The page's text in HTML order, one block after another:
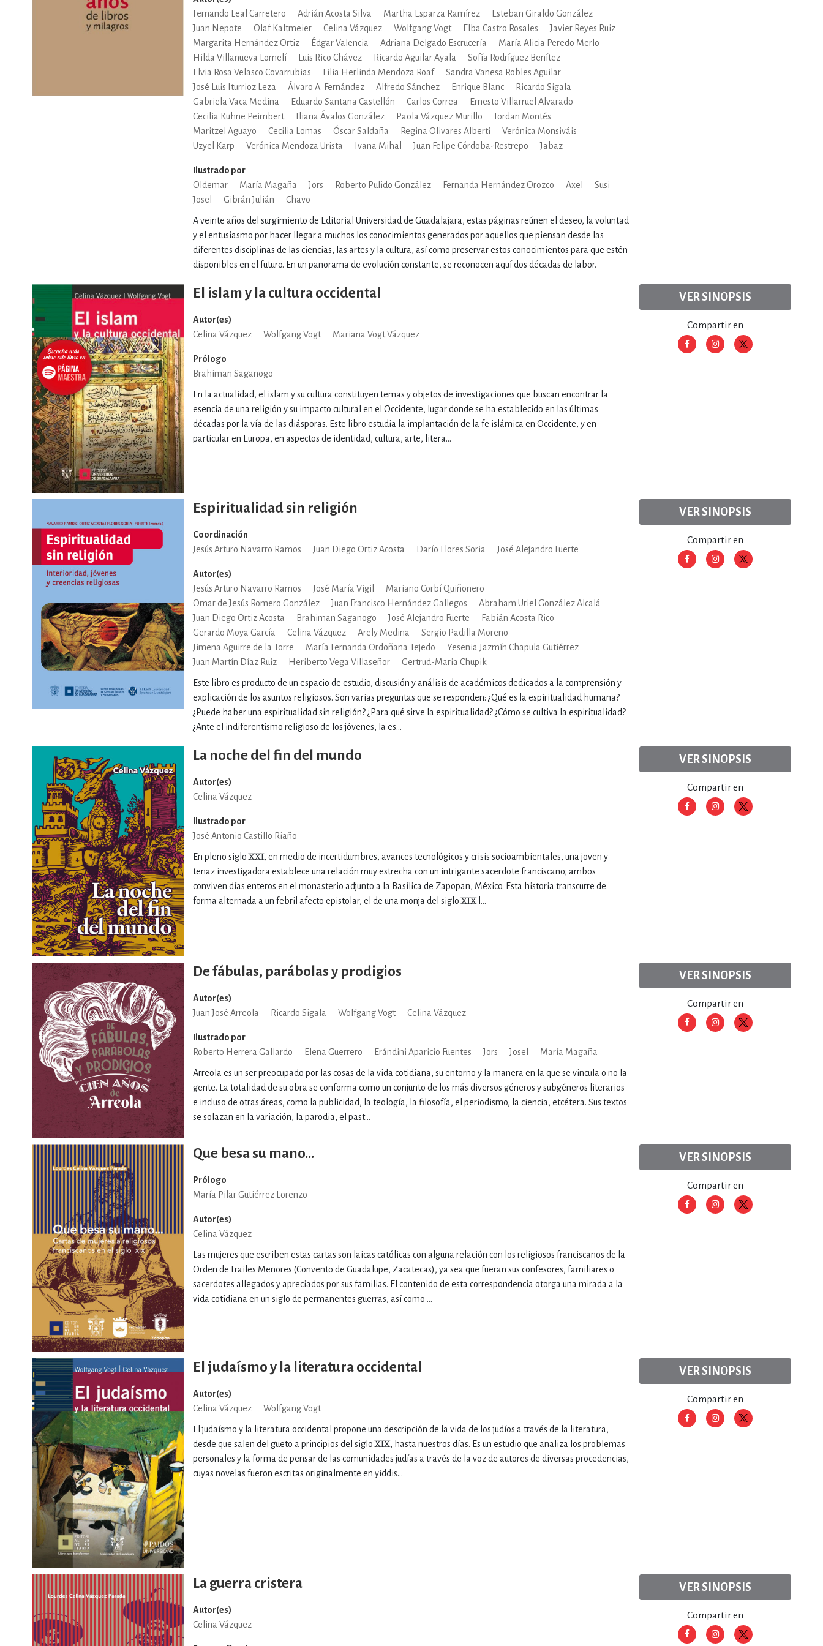
MATEMÁTICAS Y CIENCIAS MEDICINA, ENFERMERÍA, VETERINARIA
NOVELA GRÁFICA, LIBROS DE CÓMICS, DIBUJOS ANIMADOS
SALUD, RELACIONES Y DESARROLLO PERSONAL
TECNOLOGÍA, INGENIERÍA, AGRICULTURA
Fernando Leal Carretero
Adrián Acosta Silva Martha Esparza Ramírez
Esteban Giraldo González
Juan Nepote
Olaf Kaltmeier Celina Vázquez Wolfgang Vogt Elba Castro Rosales
Javier Reyes Ruiz
Margarita Hernández Ortiz
Édgar Valencia Adriana Delgado Escrucería
María Alicia Peredo Merlo
Hilda Villanueva Lomelí
Luis Rico Chávez Ricardo Aguilar Ayala
Sofía Rodríguez Benítez
Elvia Rosa Velasco Covarrubias
Lilia Herlinda Mendoza Roaf
Sandra Vanesa Robles Aguilar
José Luis Iturrioz Leza
Álvaro A. Fernández Alfredo Sánchez Enrique Blanc
Ricardo Sigala
Gabriela Vaca Medina
Eduardo Santana Castellón Carlos Correa
Ernesto Villarruel Alvarado
Cecilia Kühne Peimbert
Iliana Ávalos González Paola Vázquez Murillo
Iordan Montés
Maritzel Aguayo
Cecilia Lomas Óscar Saldaña Regina Olivares Alberti
Verónica Monsiváis
Uzyel Karp
Verónica Mendoza Urista Ivana Mihal Juan Felipe Córdoba-Restrepo Jabaz
Ilustrado por
Oldemar
María Magaña Jors Roberto Pulido González Fernanda Hernández Orozco Axel
Susi
Josel
Gibrán Julián Chavo
A veinte años del surgimiento de Editorial Universidad de Guadalajara, estas páginas reúnen el deseo, la voluntad
y el entusiasmo por hacer llegar a muchos los conocimientos generados por aquellos que piensan desde las
diferentes disciplinas de las ciencias, las artes y la cultura, así como preservar estos conocimientos para que estén
disponibles en el futuro. En un panorama de evolución constante, se reconocen aquí dos décadas de labor.
El islam y la cultura occidental
Autor(es)
Celina Vázquez
Wolfgang Vogt Mariana Vogt Vázquez
Prólogo
Brahiman Saganogo
En la actualidad, el islam y su cultura constituyen temas y objetos de investigaciones que buscan encontrar la
esencia de una religión y su impacto cultural en el Occidente, lugar donde se ha establecido en las últimas
décadas por la vía de las diásporas. Este libro estudia la implantación de la fe islámica en Occidente, y en
particular en Europa, en aspectos de identidad, cultura, arte, litera...
VER SINOPSIS
Compartir en
Espiritualidad sin religión
Coordinación
Jesús Arturo Navarro Ramos
Juan Diego Ortiz Acosta Darío Flores Soria José Alejandro Fuerte
Autor(es)
Jesús Arturo Navarro Ramos
José María Vigil
Mariano Corbí Quiñonero
Omar de Jesús Romero González
Juan Francisco Hernández Gallegos
Abraham Uriel González Alcalá
Juan Diego Ortiz Acosta
Brahiman Saganogo José Alejandro Fuerte
Fabián Acosta Rico
Gerardo Moya García
Celina Vázquez Arely Medina
Sergio Padilla Moreno
Jimena Aguirre de la Torre
María Fernanda Ordoñana Tejedo
Yesenia Jazmín Chapula Gutiérrez
Juan Martín Díaz Ruiz
Heriberto Vega Villaseñor Gertrud-Maria Chupik
Este libro es producto de un espacio de estudio, discusión y análisis de académicos dedicados a la comprensión y
explicación de los asuntos religiosos. Son varias preguntas que se responden: ¿Qué es la espiritualidad humana?
¿Puede haber una espiritualidad sin religión? ¿Para qué sirve la espiritualidad? ¿Cómo se cultiva la espiritualidad?
¿Ante el indiferentismo religioso de los jóvenes, la es...
VER SINOPSIS
Compartir en
La noche del fin del mundo
Autor(es)
Celina Vázquez
Ilustrado por
José Antonio Castillo Riaño
En pleno siglo XXI, en medio de incertidumbres, avances tecnológicos y crisis socioambientales, una joven y
tenaz investigadora establece una relación muy estrecha con un intrigante sacerdote franciscano; ambos
conviven días enteros en el monasterio adjunto a la Basílica de Zapopan, México. Esta historia transcurre de
forma alternada a un febril afecto epistolar, el de una monja del siglo XIX l...
VER SINOPSIS
Compartir en
De fábulas, parábolas y prodigios
Autor(es)
Juan José Arreola
Ricardo Sigala Wolfgang Vogt Celina Vázquez
Ilustrado por
Roberto Herrera Gallardo
Elena Guerrero Erándini Aparicio Fuentes Jors Josel María Magaña
Arreola es un ser preocupado por las cosas de la vida cotidiana, su entorno y la manera en la que se vincula o no la
gente. La totalidad de su obra se conforma como un conjunto de los más diversos géneros y subgéneros literarios
e incluso de otras áreas, como la publicidad, la teología, la filosofía, el periodismo, la ciencia, etcétera. Sus textos
se solazan en la variación, la parodia, el past...
VER SINOPSIS
Compartir en
Que besa su mano...
Prólogo
María Pilar Gutiérrez Lorenzo
Autor(es)
Celina Vázquez
Las mujeres que escriben estas cartas son laicas católicas con alguna relación con los religiosos franciscanos de la
Orden de Frailes Menores (Convento de Guadalupe, Zacatecas), ya sea que fueran sus confesores, familiares o
sacerdotes allegados y apreciados por sus familias. El contenido de esta correspondencia otorga una mirada a la
vida cotidiana en un siglo de permanentes guerras, así como ...
VER SINOPSIS
Compartir en
El judaísmo y la literatura occidental
Autor(es)
Celina Vázquez
Wolfgang Vogt
El judaísmo y la literatura occidental propone una descripción de la vida de los judíos a través de la literatura,
desde que salen del gueto a principios del siglo XIX, hasta nuestros días. Es un estudio que analiza los problemas
personales y la forma de pensar de las comunidades judías a través de la voz de autores de diversas procedencias,
cuyas novelas fueron escritas originalmente en yiddis...
VER SINOPSIS
Compartir en
La guerra cristera
Autor(es)
Celina Vázquez
VER SINOPSIS
Compartir en